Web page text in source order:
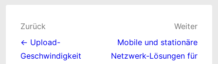
Beitragsnavigation
Zurück
← Upload-
Geschwindigkeit
Weiter
Mobile und stationäre
Netzwerk-Lösungen für